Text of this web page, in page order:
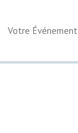
Votre Événement